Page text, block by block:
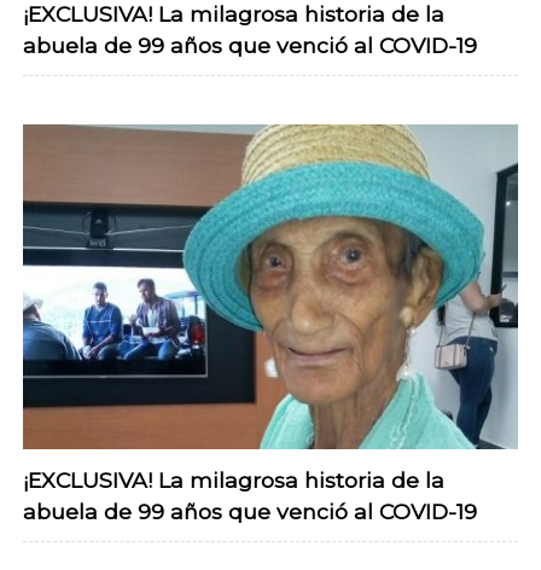
¡EXCLUSIVA! La milagrosa historia de la
abuela de 99 años que venció al COVID-19
¡EXCLUSIVA! La milagrosa historia de la
abuela de 99 años que venció al COVID-19